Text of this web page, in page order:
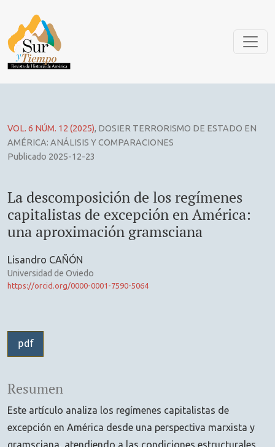
VOL. 6 NÚM. 12 (2025), DOSIER TERRORISMO DE ESTADO EN
AMÉRICA: ANÁLISIS Y COMPARACIONES
La descomposición de los regímenes
capitalistas de excepción en América:
una aproximación gramsciana
Publicado 2025-12-23
Lisandro CAÑÓN
Universidad de Oviedo
https://orcid.org/0000-0001-7590-5064
pdf
Resumen
Este artículo analiza los regímenes capitalistas de
excepción en América desde una perspectiva marxista y
gramsciana, atendiendo a las condiciones estructurales,